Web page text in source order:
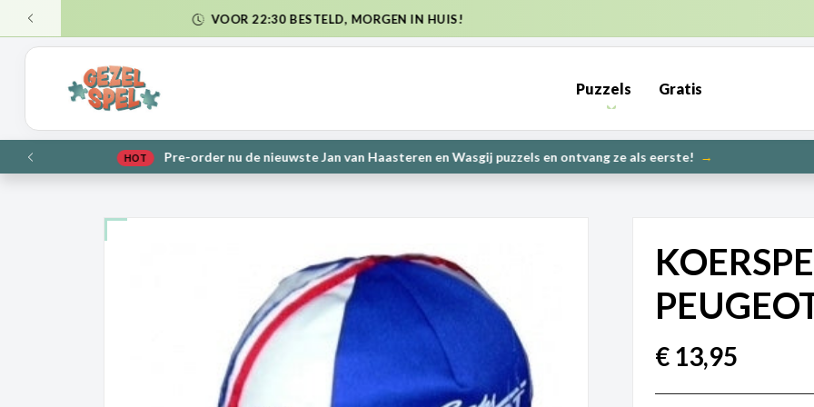
VORIGE VERZENDKOSTEN NL €6,95 (GRATIS VANAF €50) | BE €7,95 (GRATIS
Puzzels Gratis
VORIGE NIEUW PRE-ORDER: Kunnen wij het maken? | Leverbaar in 1000 en 2000
€ 13,95